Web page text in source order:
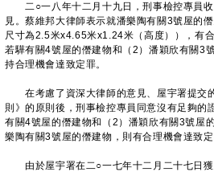
二○一八年十二月十九日，刑事檢控專員收
見。蔡維邦大律師表示就潘樂陶有關3號屋的
尺寸為2.5米x4.65米x1.24米（高度）），有
若驊有關4號屋的僭建物和（2）潘穎欣有關3
持合理機會達致定罪。
在考慮了資深大律師的意見、屋宇署提交
則》的原則後，刑事檢控專員同意沒有足夠的
有關4號屋的僭建物和（2）潘穎欣有關3號屋
樂陶有關3號屋的僭建物，則有合理機會達致定
由於屋宇署在二○一七年十二月二十七日獲